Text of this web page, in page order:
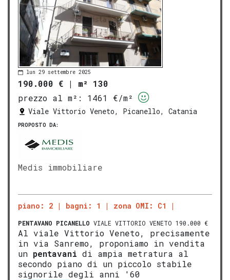
lun 29 settembre 2025
190.000 € | m² 130
prezzo al m²:
1461 €/m²
Viale Vittorio Veneto, Picanello, Catania
PROPOSTO DA:
Medis immobiliare
piano: 2 bagni: 1 zona OMI: C1
PENTAVANO PICANELLO VIALE VITTORIO VENETO 190.000 €
Al viale Vittorio Veneto, precisamente
in via Sanremo, proponiamo in vendita
un pentavani di ampia metratura al
secondo piano di un piccolo stabile
signorile degli anni '60